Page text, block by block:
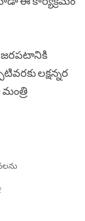
జరపటానికి
లక్షన్నర